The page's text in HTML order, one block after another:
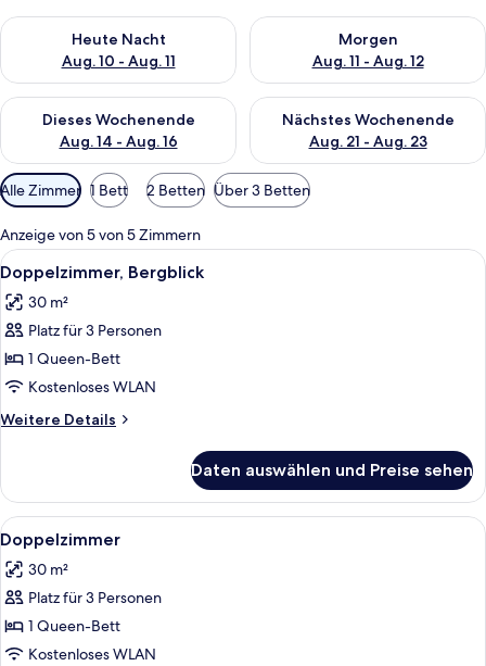
Heute Nacht
Aug. 10 - Aug. 11
Überprüfe die Verfügbarkeit für heute Nacht, Aug. 10 - Aug.
Morgen
Aug. 11 - Aug. 12
Überprüfe die Verfügbarkeit
Dieses Wochenende
Aug. 14 - Aug. 16
Überprüfe die Verfügbarkeit für dieses Wochenende, Aug. 14
Nächstes Wochenende
Aug. 21 - Aug. 23
Überprüfe die Verfügbarkeit
Verfügbare
Filter
für
Zimmer
Alle Zimmer 1 Bett 2 Betten Über 3 Betten
Anzeige von 5 von 5 Zimmern
Alle
Fotos
für
Doppelzimmer,
Bergblick
anzeigen
Ein Hotelzimmer mit Bett,
2
Doppelzimmer, Bergblick
30 m²
Platz für 3 Personen
1 Queen-Bett
Kostenloses WLAN
Weitere Details
Weitere
Bergblick
Daten auswählen und Preise sehen
Alle
Fotos
für
Doppelzimmer
anzeigen
Ein Schlafzimmer mit einem Bett,
2
Doppelzimmer
30 m²
Platz für 3 Personen
1 Queen-Bett
Kostenloses WLAN